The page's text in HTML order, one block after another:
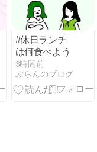
#休日ランチ
は何食べよう
3時間前
ぶらんのブログ